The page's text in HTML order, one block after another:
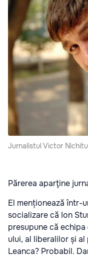
Jurnalistul Victor
Părerea aparţine
El menționează într-
socializare că Ion
presupune că
ului, al liberalilor și
Leanca? Probabil.